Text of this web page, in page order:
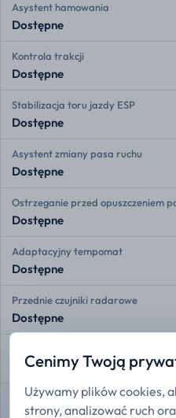
Asystent hamowania
Dostępne
Kontrola trakcji
Dostępne
Stabilizacja toru jazdy ESP
Dostępne
Asystent zmiany pasa ruchu
Dostępne
Ostrzeganie przed opuszczeniem
Dostępne
Adaptacyjny tempomat
Dostępne
Przednie czujniki radarowe
Dostępne
Dostępne
Kamera 360
Cenimy Twoją
Używamy plików cookies,
strony, analizować ruch